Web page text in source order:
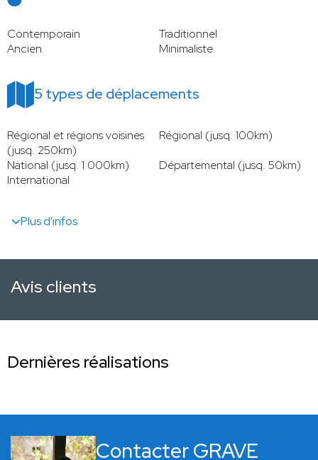
Contemporain
Traditionnel
Ancien
Minimaliste
5 types de déplacements
Régional et régions voisines
(jusq. 250km)
Régional (jusq. 100km)
National (jusq. 1 000km)
Départemental (jusq. 50km)
International
Plus d'infos
Avis clients
Dernières réalisations
Contacter GRAVE